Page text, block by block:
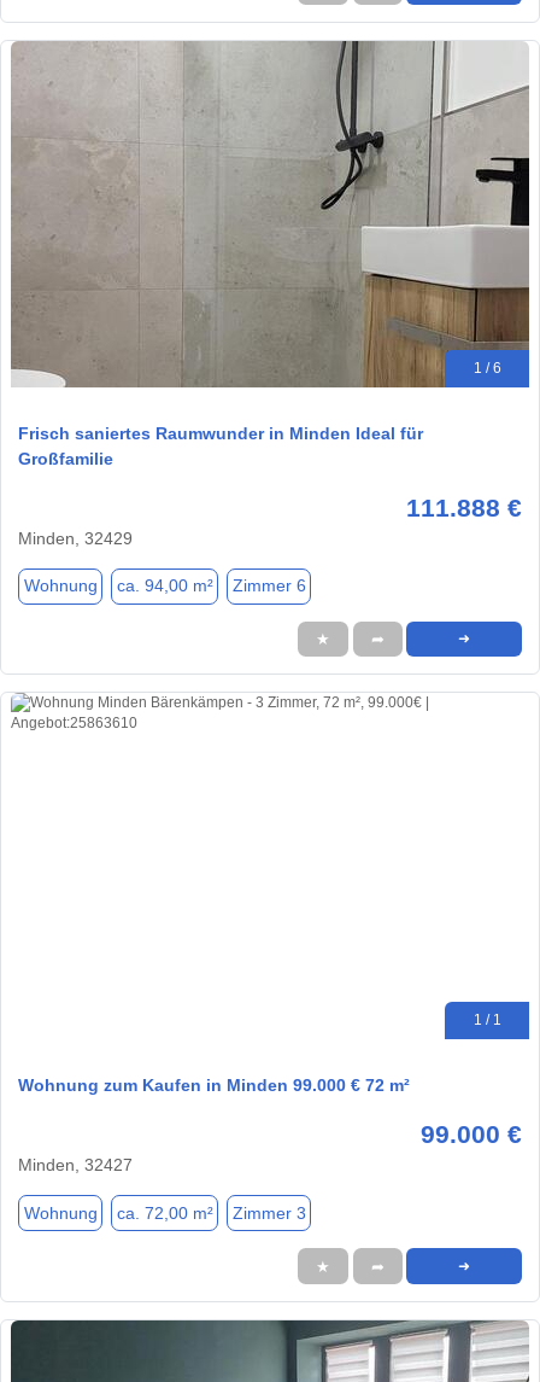
1 / 6
Frisch saniertes Raumwunder in Minden Ideal für
Großfamilie
111.888 €
Minden, 32429
Wohnung ca. 94,00 m² Zimmer 6
★ ➦ ➜
1 / 1
Wohnung zum Kaufen in Minden 99.000 € 72 m²
99.000 €
Minden, 32427
Wohnung ca. 72,00 m² Zimmer 3
★ ➦ ➜